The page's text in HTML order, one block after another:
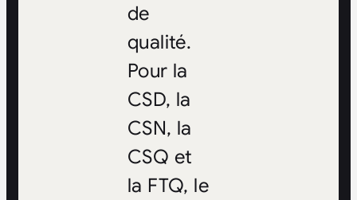
de
qualité.
Pour la
CSD, la
CSN, la
CSQ et
la FTQ, le